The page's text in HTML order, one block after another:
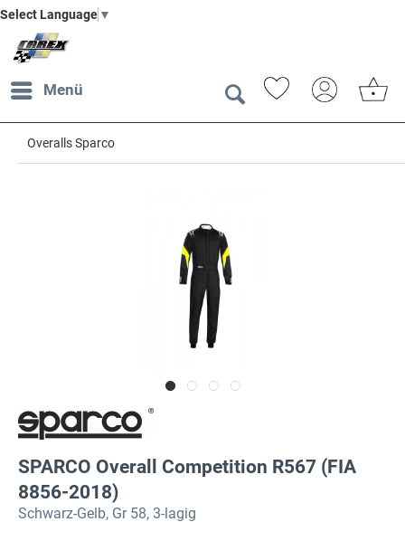
Select Language ▼
Menü
Overalls Sparco
SPARCO Overall Competition R567 (FIA
8856-2018)
Schwarz-Gelb, Gr 58, 3-lagig